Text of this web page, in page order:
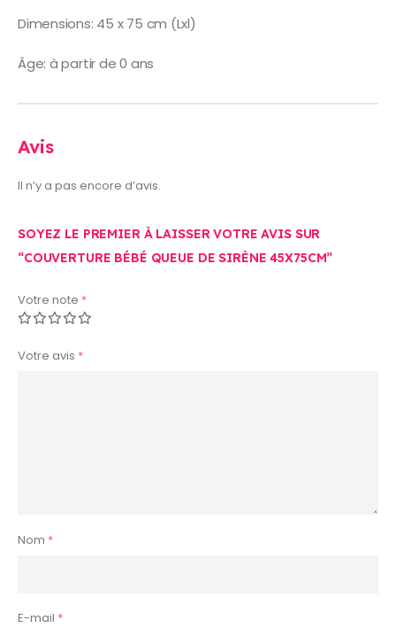
Dimensions: 45 x 75 cm (Lxl)
Âge: à partir de 0 ans
Avis
Il n’y a pas encore d’avis.
SOYEZ LE PREMIER À LAISSER VOTRE AVIS SUR
“COUVERTURE BÉBÉ QUEUE DE SIRÈNE 45X75CM”
Votre note *
Votre avis *
Nom *
E-mail *